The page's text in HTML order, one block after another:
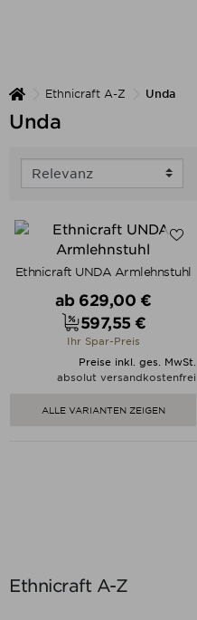
Ethnicraft A-Z Unda
Ethnicraft A-Z
Unda
Ethnicraft UNDA Armlehnstuhl
Verkaufspreis
ab 629,00 €
Preis
597,55 €
Ihr Spar-Preis
Preise inkl. ges. MwSt.
absolut versandkostenfrei
ALLE VARIANTEN ZEIGEN